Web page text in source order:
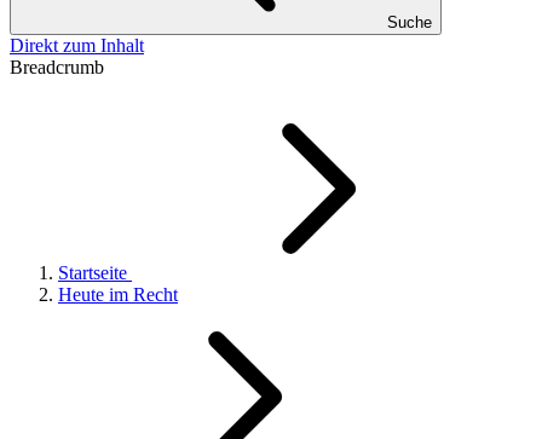
Suche
Direkt zum Inhalt
Breadcrumb
Startseite
Heute im Recht